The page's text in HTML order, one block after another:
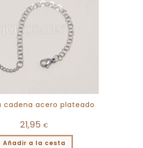
cadena acero plateado
21,95 €
Añadir a la cesta